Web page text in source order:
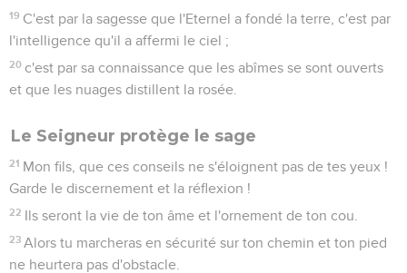
19 C'est par la sagesse que l'Eternel a fondé la terre, c'est par
l'intelligence qu'il a affermi le ciel ;
20 c'est par sa connaissance que les abîmes se sont ouverts
et que les nuages distillent la rosée.
Le Seigneur protège le sage
21 Mon fils, que ces conseils ne s'éloignent pas de tes yeux !
Garde le discernement et la réflexion !
22 Ils seront la vie de ton âme et l'ornement de ton cou.
23 Alors tu marcheras en sécurité sur ton chemin et ton pied
ne heurtera pas d'obstacle.